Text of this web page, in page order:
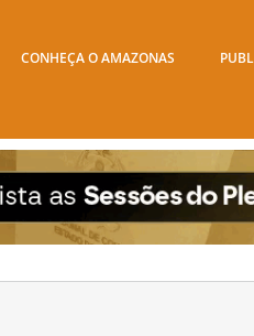
CONHEÇA O AMAZONAS